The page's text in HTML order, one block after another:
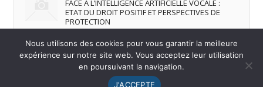
FACE A L’INTELLIGENCE ARTIFICIELLE VOCALE :
ETAT DU DROIT POSITIF ET PERSPECTIVES DE
PROTECTION
IREDIC-Mentions Légales
Nous utilisons des cookies pour vous garantir la meilleure
expérience sur notre site web. Vous acceptez leur utilisation
en poursuivant la navigation.
J'ACCEPTE